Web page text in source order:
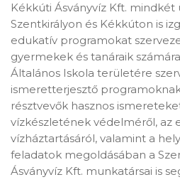
Kékkúti Ásványvíz Kft.
Szentkirályon és Kékkúton is
edukatív programokat
gyermekek és tanáraik
Általános Iskola területére
ismeretterjesztő
résztvevők hasznos
vízkészletének védelméről, az
vízháztartásáról, valamint a
feladatok megoldásában a
Ásványvíz Kft. munkatársai is